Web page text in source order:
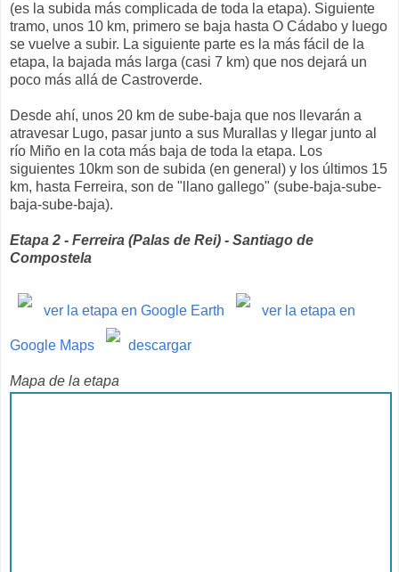
(es la subida más complicada de toda la etapa). Siguiente
tramo, unos 10 km, primero se baja hasta O Cádabo y luego
se vuelve a subir. La siguiente parte es la más fácil de la
etapa, la bajada más larga (casi 7 km) que nos dejará un
poco más allá de Castroverde.
Desde ahí, unos 20 km de sube-baja que nos llevarán a
atravesar Lugo, pasar junto a sus Murallas y llegar junto al
río Miño en la cota más baja de toda la etapa. Los
siguientes 10km son de subida (en general) y los últimos 15
km, hasta Ferreira, son de "llano gallego" (sube-baja-sube-
baja-sube-baja).
Etapa 2 - Ferreira (Palas de Rei) - Santiago de
Compostela
ver la etapa en Google Earth ver la etapa en
Google Maps descargar
Mapa de la etapa